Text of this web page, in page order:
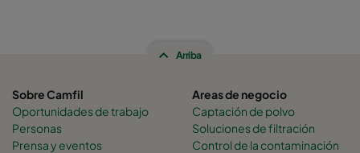
Arriba
Sobre Camfil
Oportunidades de trabajo
Personas
Prensa y eventos
Areas de negocio
Captación de polvo
Soluciones de filtración
Control de la contaminación